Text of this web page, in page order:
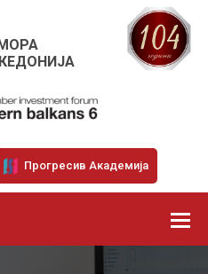
Прогресив Академија